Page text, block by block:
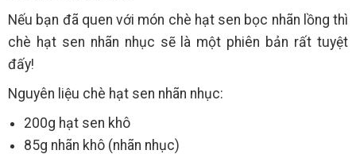
Nếu bạn đã quen với món chè hạt sen bọc nhãn lồng thì
chè hạt sen nhãn nhục sẽ là một phiên bản rất tuyệt
đấy!
Nguyên liệu chè hạt sen nhãn nhục:
200g hạt sen khô
85g nhãn khô (nhãn nhục)